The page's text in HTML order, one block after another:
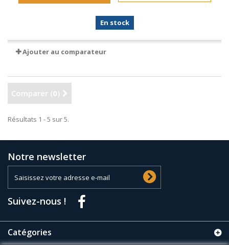
En stock
Ajouter au comparateur
Comparer (0)
Résultats 1 - 5 sur 5.
Notre newsletter
Suivez-nous !
Catégories